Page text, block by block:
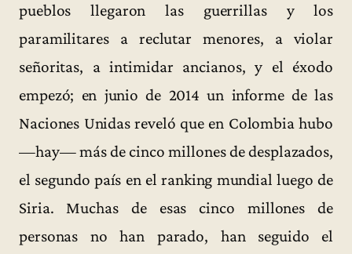
pueblos llegaron las guerrillas y los
paramilitares a reclutar menores, a violar
señoritas, a intimidar ancianos, y el éxodo
empezó; en junio de 2014 un informe de las
Naciones Unidas reveló que en Colombia hubo
—hay— más de cinco millones de desplazados,
el segundo país en el ranking mundial luego de
Siria. Muchas de esas cinco millones de
personas no han parado, han seguido el